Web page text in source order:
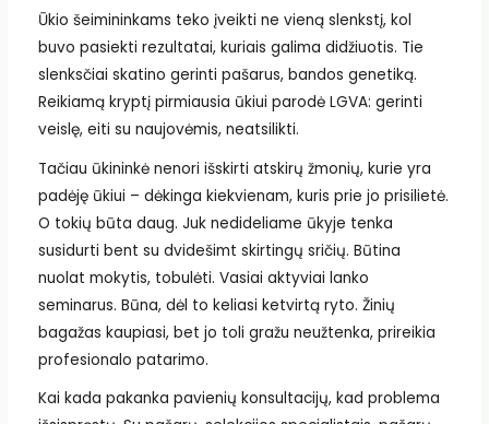
Ūkio šeimininkams teko įveikti ne vieną slenkstį, kol
buvo pasiekti rezultatai, kuriais galima didžiuotis. Tie
slenksčiai skatino gerinti pašarus, bandos genetiką.
Reikiamą kryptį pirmiausia ūkiui parodė LGVA: gerinti
veislę, eiti su naujovėmis, neatsilikti.
Tačiau ūkininkė nenori išskirti atskirų žmonių, kurie yra
padėję ūkiui – dėkinga kiekvienam, kuris prie jo prisilietė.
O tokių būta daug. Juk nedideliame ūkyje tenka
susidurti bent su dvidešimt skirtingų sričių. Būtina
nuolat mokytis, tobulėti. Vasiai aktyviai lanko
seminarus. Būna, dėl to keliasi ketvirtą ryto. Žinių
bagažas kaupiasi, bet jo toli gražu neužtenka, prireikia
profesionalo patarimo.
Kai kada pakanka pavienių konsultacijų, kad problema